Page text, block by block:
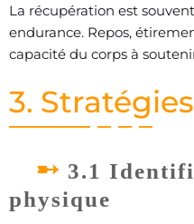
La récupération est
endurance. Repos,
capacité du corps à
3.
3.1
physique